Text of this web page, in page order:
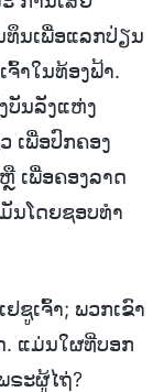
ທຶນເພື່ອແລກປ່ຽນ
າໃນທ້ອງຟ້າ.
ບັນລັງແຫ່ງ
ເພື່ອປົກຄອງ
ເພື່ອຄອງລາດ
ນໂດຍຊອບທຳ
ຊູເຈົ້າ; ພວກເຂົາ
ແມ່ນໃຜທີ່ບອກ
ຣະຜູ້ໄຖ່?